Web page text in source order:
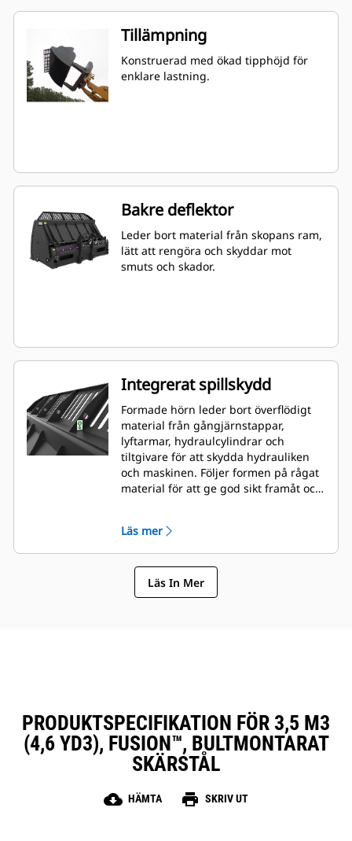
Tillämpning
Konstruerad med ökad tipphöjd för
enklare lastning.
Bakre deflektor
Leder bort material från skopans ram,
lätt att rengöra och skyddar mot
smuts och skador.
Integrerat spillskydd
Formade hörn leder bort överflödigt
material från gångjärnstappar,
lyftarmar, hydraulcylindrar och
tiltgivare för att skydda hydrauliken
och maskinen. Följer formen på rågat
material för att ge god sikt framåt och
Läs mer
Läs In Mer
PRODUKTSPECIFIKATION FÖR 3,5 M3
(4,6 YD3), FUSION™, BULTMONTARAT
SKÄRSTÅL
cloud_download HÄMTA print SKRIV UT